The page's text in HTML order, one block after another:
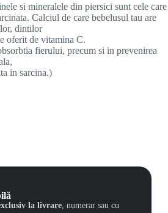
si mineralele din piersici sunt cele care
Calciul de care bebelusul tau are
dintilor
oferit de vitamina C.
fierului, precum si in prevenirea
in sarcina.)
la livrare , numerar sau cu